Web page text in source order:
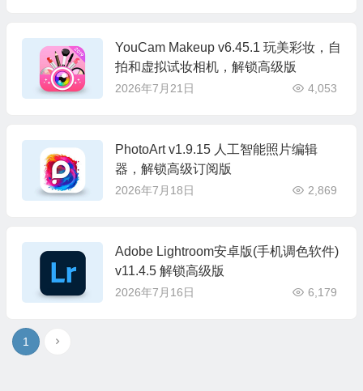
YouCam Makeup v6.45.1 玩美彩妆，自
拍和虚拟试妆相机，解锁高级版
2026年7月21日 4,053
PhotoArt v1.9.15 人工智能照片编辑
器，解锁高级订阅版
2026年7月18日 2,869
Adobe Lightroom安卓版(手机调色软件)
v11.4.5 解锁高级版
2026年7月16日 6,179
1